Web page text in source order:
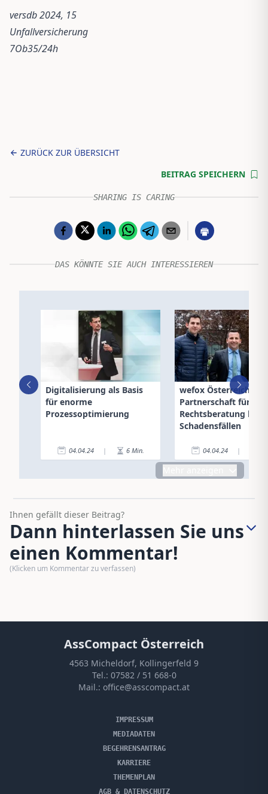
versdb 2024, 15
Unfallversicherung
7Ob35/24h
ZURÜCK ZUR ÜBERSICHT
BEITRAG SPEICHERN
SHARING IS CARING
DAS KÖNNTE SIE AUCH INTERESSIEREN
Digitalisierung als Basis
für enorme
Prozessoptimierung
04.04.24 | 6 Min.
wefox Österreich:
Partnerschaft für
Rechtsberatung bei
Schadensfällen
04.04.24 |
Ihnen gefällt dieser Beitrag?
Dann hinterlassen Sie uns
einen Kommentar!
(Klicken um Kommentar zu verfassen)
AssCompact Österreich
4563 Micheldorf, Kollingerfeld 9
Tel.: 07582 / 51 668-0
Mail.: office@asscompact.at
IMPRESSUM
MEDIADATEN
BEGEHRENSANTRAG
KARRIERE
THEMENPLAN
AGB & DATENSCHUTZ